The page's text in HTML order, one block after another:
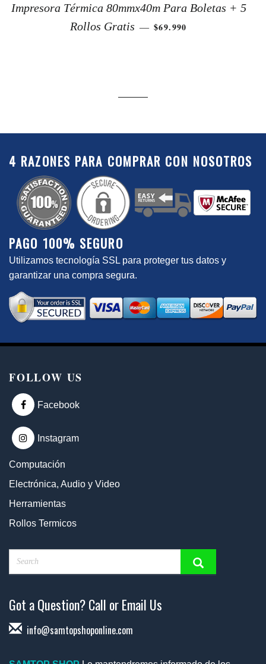
Impresora Térmica 80mmx40m Para Boletas + 5
Rollos Gratis — PRECIO DE OFERTA
$69.990
4 RAZONES PARA COMPRAR CON NOSOTROS
PAGO 100% SEGURO
Utilizamos tecnología SSL para proteger tus datos y
garantizar una compra segura.
FOLLOW US
Facebook
Instagram
Computación
Electrónica, Audio y Video
Herramientas
Rollos Termicos
Got a Question? Call or Email Us
info@samtopshoponline.com